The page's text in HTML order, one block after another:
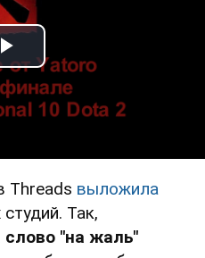
Play Video
Тhreads выложила
Так,
слово "на жаль"